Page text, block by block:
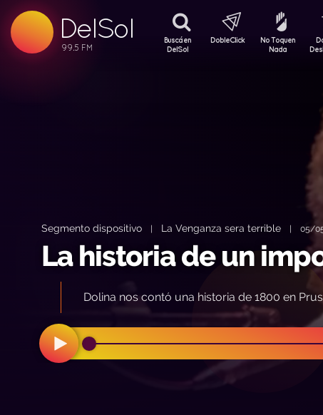
DelSol
99.5 FM
Buscá en
DelSol
DobleClick
No Toquen
Nada
Segmento dispositivo| La Venganza sera terrible | 05/
La historia de un
Dolina nos contó una historia de 1800 en